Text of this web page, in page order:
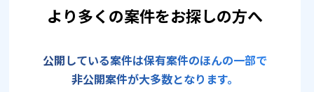
より多くの案件をお探しの方へ
公開している案件は保有案件のほんの一部で
非公開案件が大多数となります。